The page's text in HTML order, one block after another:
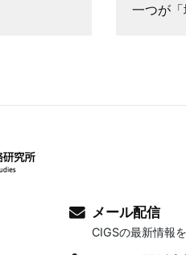
一つが
メール配信
CIGSの最新情報